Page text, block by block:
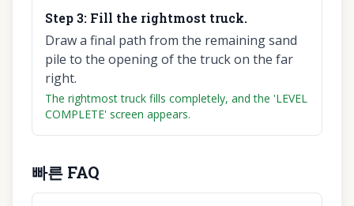
Step3: Fill the rightmost truck.
Draw a final path from the remaining sand
pile to the opening of the truck on the far
right.
The rightmost truck fills completely, and the 'LEVEL
COMPLETE' screen appears.
빠른 FAQ